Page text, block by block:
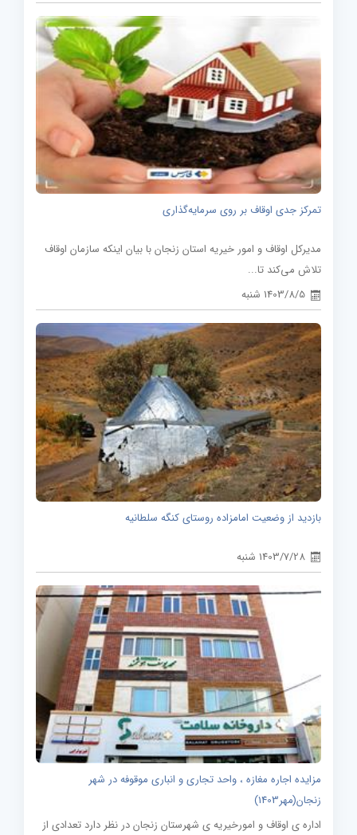
تمرکز جدی اوقاف بر روی سرمایه‌گذاری
مدیرکل اوقاف و امور خیریه استان زنجان با بیان اینکه سازمان اوقاف
تلاش می‌کند تا...
1403/8/5 شنبه
بازدید از وضعیت امامزاده روستای کنگه سلطانیه
1403/7/28 شنبه
مزایده اجاره مغازه ، واحد تجاری و انباری موقوفه در شهر
زنجان(مهر1403)
اداره ی اوقاف و امورخیریه ی شهرستان زنجان در نظر دارد تعدادی از